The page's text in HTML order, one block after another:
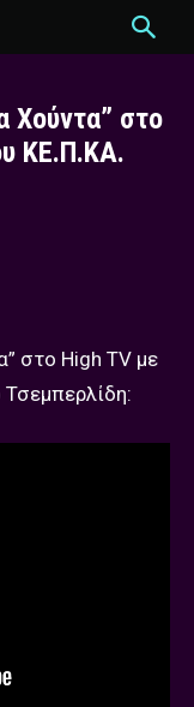
Χούντα” στο
ΚΕ.Π.ΚΑ.
στο High TV με